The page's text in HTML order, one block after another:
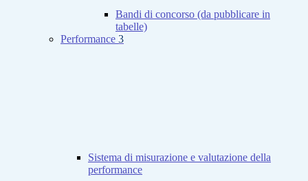
Bandi di concorso (da pubblicare in
tabelle)
Performance 3
Sistema di misurazione e valutazione della
performance